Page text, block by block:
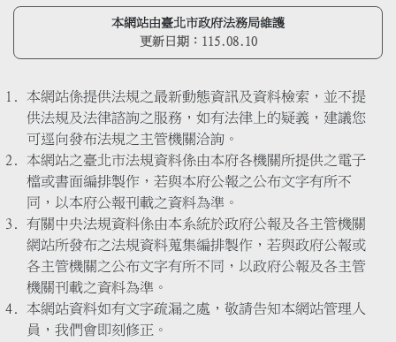
本網站由臺北市政府法務局維護
更新日期： 115.08.10
本網站係提供法規之最新動態資訊及資料檢索，並不提
供法規及法律諮詢之服務，如有法律上的疑義，建議您
可逕向發布法規之主管機關洽詢。
本網站之臺北市法規資料係由本府各機關所提供之電子
檔或書面編排製作，若與本府公報之公布文字有所不
同，以本府公報刊載之資料為準。
有關中央法規資料係由本系統於政府公報及各主管機關
網站所發布之法規資料蒐集編排製作，若與政府公報或
各主管機關之公布文字有所不同，以政府公報及各主管
機關刊載之資料為準。
本網站資料如有文字疏漏之處，敬請告知本網站管理人
員，我們會即刻修正。